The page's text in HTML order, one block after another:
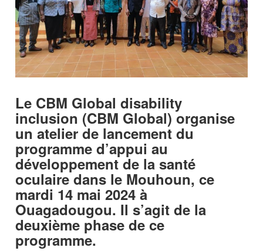
Le CBM Global disability
inclusion (CBM Global) organise
un atelier de lancement du
programme d’appui au
développement de la santé
oculaire dans le Mouhoun, ce
mardi 14 mai 2024 à
Ouagadougou. Il s’agit de la
deuxième phase de ce
programme.